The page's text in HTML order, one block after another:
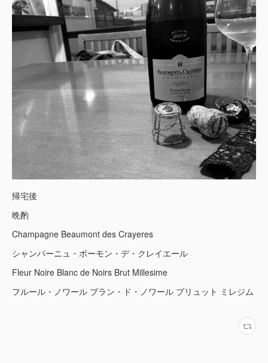
帰宅後
晩酌
Champagne Beaumont des Crayeres
シャンパーニュ・ボーモン・デ・クレイエール
Fleur Noire Blanc de Noirs Brut Millesime
フルール・ノワール ブラン・ド・ノワール ブリュット ミレジム